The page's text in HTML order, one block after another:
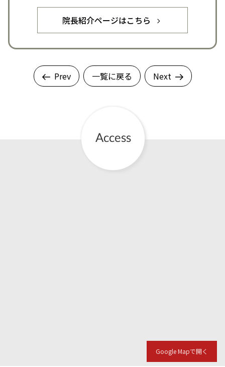
院長紹介ページはこちら
Prev 一覧に戻る Next
Google Mapで開く